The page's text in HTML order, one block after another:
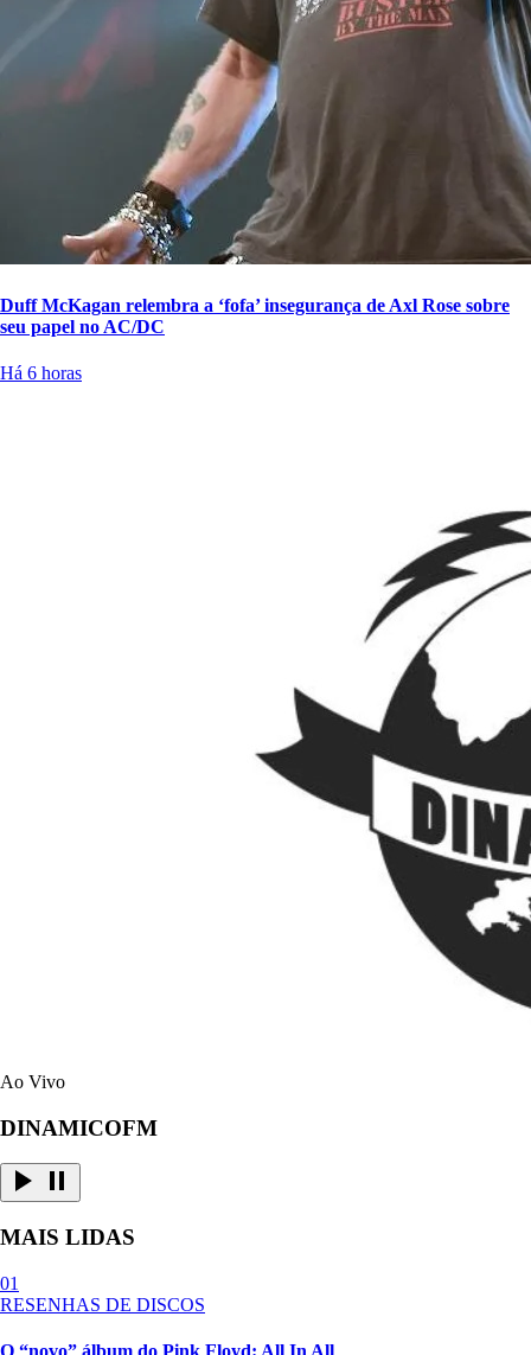
Duff McKagan relembra a ‘fofa’ insegurança de Axl Rose sobre
seu papel no AC/DC
Há 6 horas
Ao Vivo
DINAMICOFM
MAIS LIDAS
01
RESENHAS DE DISCOS